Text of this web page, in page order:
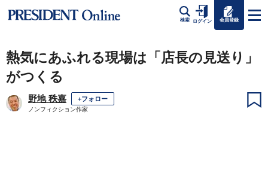
検索 ログイン 会員登録
熱気にあふれる現場は「店長の見送り」
がつくる
野地 秩嘉 +フォロー
ノンフィクション作家